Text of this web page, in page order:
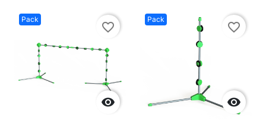
Pack

favorite_border
Pack

favorite_border